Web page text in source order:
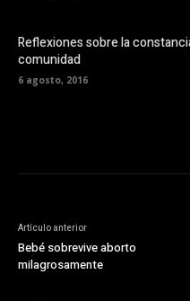
Reflexiones sobre la
comunidad
6 agosto, 2016
Artículo anterior
Bebé sobrevive aborto
milagrosamente